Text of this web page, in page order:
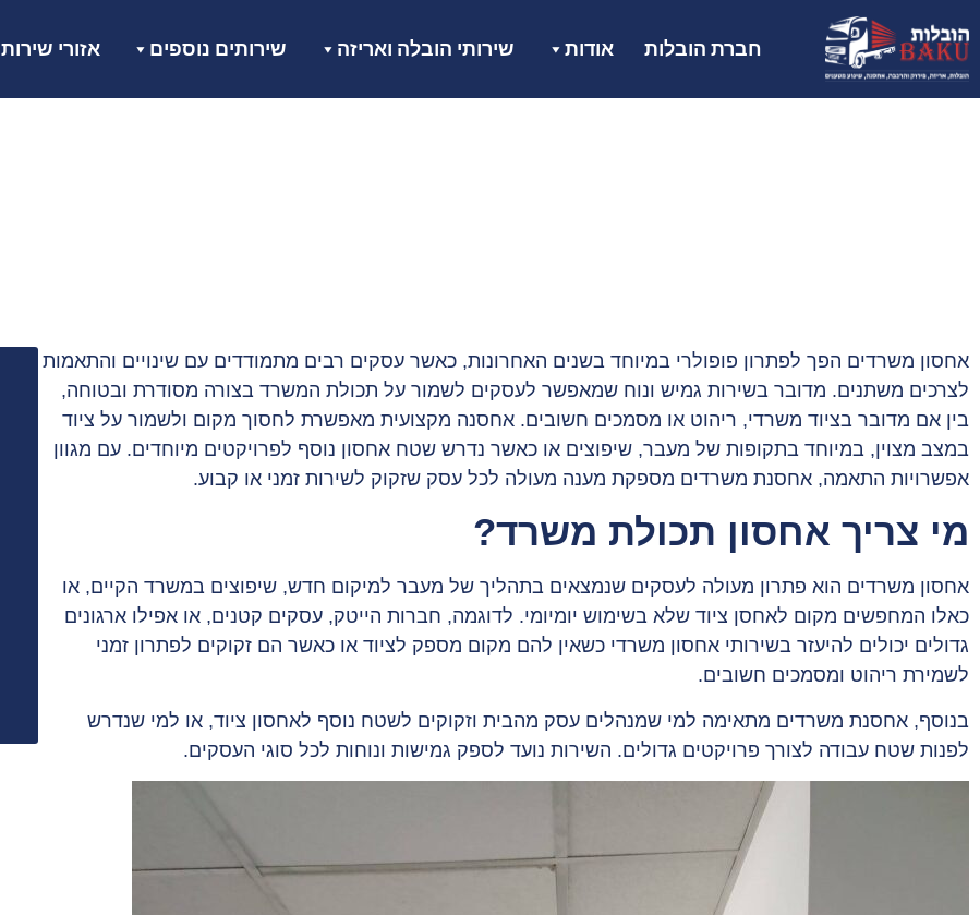
חברת הובלות אודות שירותי הובלה ואריזה שירותים נוספים אזורי שירות
אחסון משרדים הפך לפתרון פופולרי במיוחד בשנים האחרונות, כאשר עסקים רבים מתמודדים עם שינויים והתאמות
לצרכים משתנים. מדובר בשירות גמיש ונוח שמאפשר לעסקים לשמור על תכולת המשרד בצורה מסודרת ובטוחה,
בין אם מדובר בציוד משרדי, ריהוט או מסמכים חשובים. אחסנה מקצועית מאפשרת לחסוך מקום ולשמור על ציוד
במצב מצוין, במיוחד בתקופות של מעבר, שיפוצים או כאשר נדרש שטח אחסון נוסף לפרויקטים מיוחדים. עם מגוון
אפשרויות התאמה, אחסנת משרדים מספקת מענה מעולה לכל עסק שזקוק לשירות זמני או קבוע.
מי צריך אחסון תכולת משרד?
אחסון משרדים הוא פתרון מעולה לעסקים שנמצאים בתהליך של מעבר למיקום חדש, שיפוצים במשרד הקיים, או
כאלו המחפשים מקום לאחסן ציוד שלא בשימוש יומיומי. לדוגמה, חברות הייטק, עסקים קטנים, או אפילו ארגונים
גדולים יכולים להיעזר בשירותי אחסון משרדי כשאין להם מקום מספק לציוד או כאשר הם זקוקים לפתרון זמני
לשמירת ריהוט ומסמכים חשובים.
בנוסף, אחסנת משרדים מתאימה למי שמנהלים עסק מהבית וזקוקים לשטח נוסף לאחסון ציוד, או למי שנדרש
לפנות שטח עבודה לצורך פרויקטים גדולים. השירות נועד לספק גמישות ונוחות לכל סוגי העסקים.